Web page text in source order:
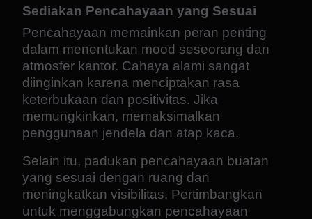
Sediakan Pencahayaan yang Sesuai
Pencahayaan memainkan peran penting
dalam menentukan mood seseorang dan
atmosfer kantor. Cahaya alami sangat
diinginkan karena menciptakan rasa
keterbukaan dan positivitas. Jika
memungkinkan, memaksimalkan
penggunaan jendela dan atap kaca.
Selain itu, padukan pencahayaan buatan
yang sesuai dengan ruang dan
meningkatkan visibilitas. Pertimbangkan
untuk menggabungkan pencahayaan